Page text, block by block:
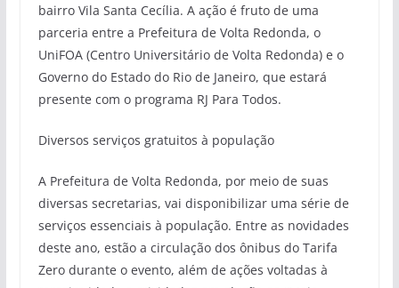
bairro Vila Santa Cecília. A ação é fruto de uma
parceria entre a Prefeitura de Volta Redonda, o
UniFOA (Centro Universitário de Volta Redonda) e o
Governo do Estado do Rio de Janeiro, que estará
presente com o programa RJ Para Todos.
Diversos serviços gratuitos à população
A Prefeitura de Volta Redonda, por meio de suas
diversas secretarias, vai disponibilizar uma série de
serviços essenciais à população. Entre as novidades
deste ano, estão a circulação dos ônibus do Tarifa
Zero durante o evento, além de ações voltadas à